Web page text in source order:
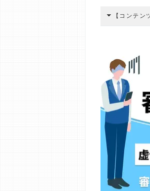
【コンテン
酬が支払われ
編集部の調
す。
>提携企業一覧